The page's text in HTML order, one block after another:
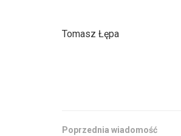
Tomasz Łępa
Poprzednia wiadomość